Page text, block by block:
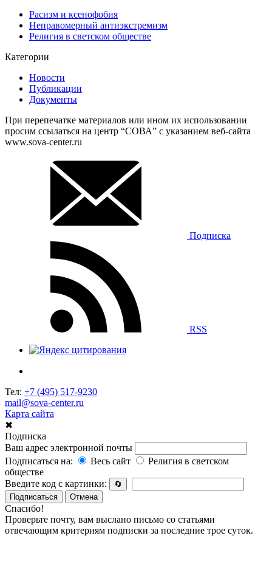
Расизм и ксенофобия
Неправомерный антиэкстремизм
Религия в светском обществе
Категории
Новости
Публикации
Документы
При перепечатке материалов или ином их использовании
просим ссылаться на центр “СОВА” с указанием веб-сайта
www.sova-center.ru
Подписка
RSS
Тел: +7 (495) 517-9230
mail@sova-center.ru
Карта сайта
✖
Подписка
Ваш адрес электронной почты
Подписаться на:
Весь сайт
Религия в светском
обществе
Введите код с картинки:
🔄
Подписаться
Отмена
Спасибо!
Проверьте почту, вам выслано письмо со статьями
отвечающим критериям подписки за последние трое суток.